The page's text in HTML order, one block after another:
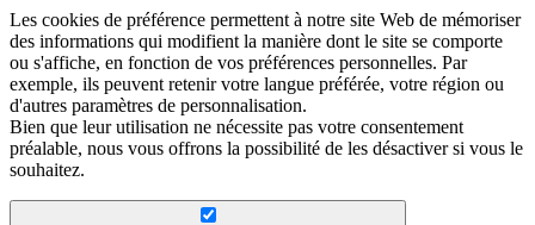
Les cookies de préférence permettent à notre site Web de mémoriser
des informations qui modifient la manière dont le site se comporte
ou s'affiche, en fonction de vos préférences personnelles. Par
exemple, ils peuvent retenir votre langue préférée, votre région ou
d'autres paramètres de personnalisation.
Bien que leur utilisation ne nécessite pas votre consentement
préalable, nous vous offrons la possibilité de les désactiver si vous le
souhaitez.